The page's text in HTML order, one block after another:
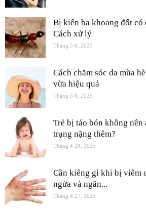
Bị kiến ba khoang đốt có
Cách xử lý
Tháng 5 8, 2025
Cách chăm sóc da mùa
vừa hiệu quả
Tháng 5 6, 2025
Trẻ bị táo bón không
trạng nặng thêm?
Tháng 4 28, 2025
Cần kiêng gì khi bị viêm
ngừa và ngăn...
Tháng 4 27, 2025